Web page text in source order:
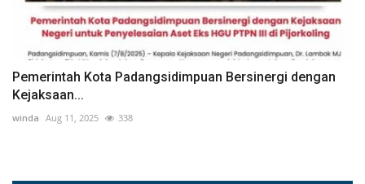
Pemerintah Kota Padangsidimpuan Bersinergi dengan
Kejaksaan...
winda Aug 11, 2025 338